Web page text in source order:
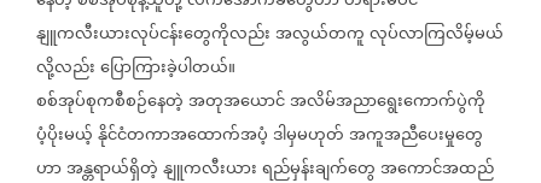
နျူကလီးယားလုပ်ငန်းတွေကိုလည်းအလွယ်တကူလုပ်လာကြလိမ့်မယ်
လို့လည်းပြောကြားခဲ့ပါတယ်။
စစ်အုပ်စုကစီစဉ်နေတဲ့အတုအယောင်အလိမ်အညာရွေးကောက်ပွဲကို
ပံ့ပိုးမယ့်နိုင်ငံတကာအထောက်အပံ့ဒါမှမဟုတ်အကူအညီပေးမှုတွေ
ဟာအန္တရာယ်ရှိတဲ့နျူကလီးယားရည်မှန်းချက်တွေအကောင်အထည်